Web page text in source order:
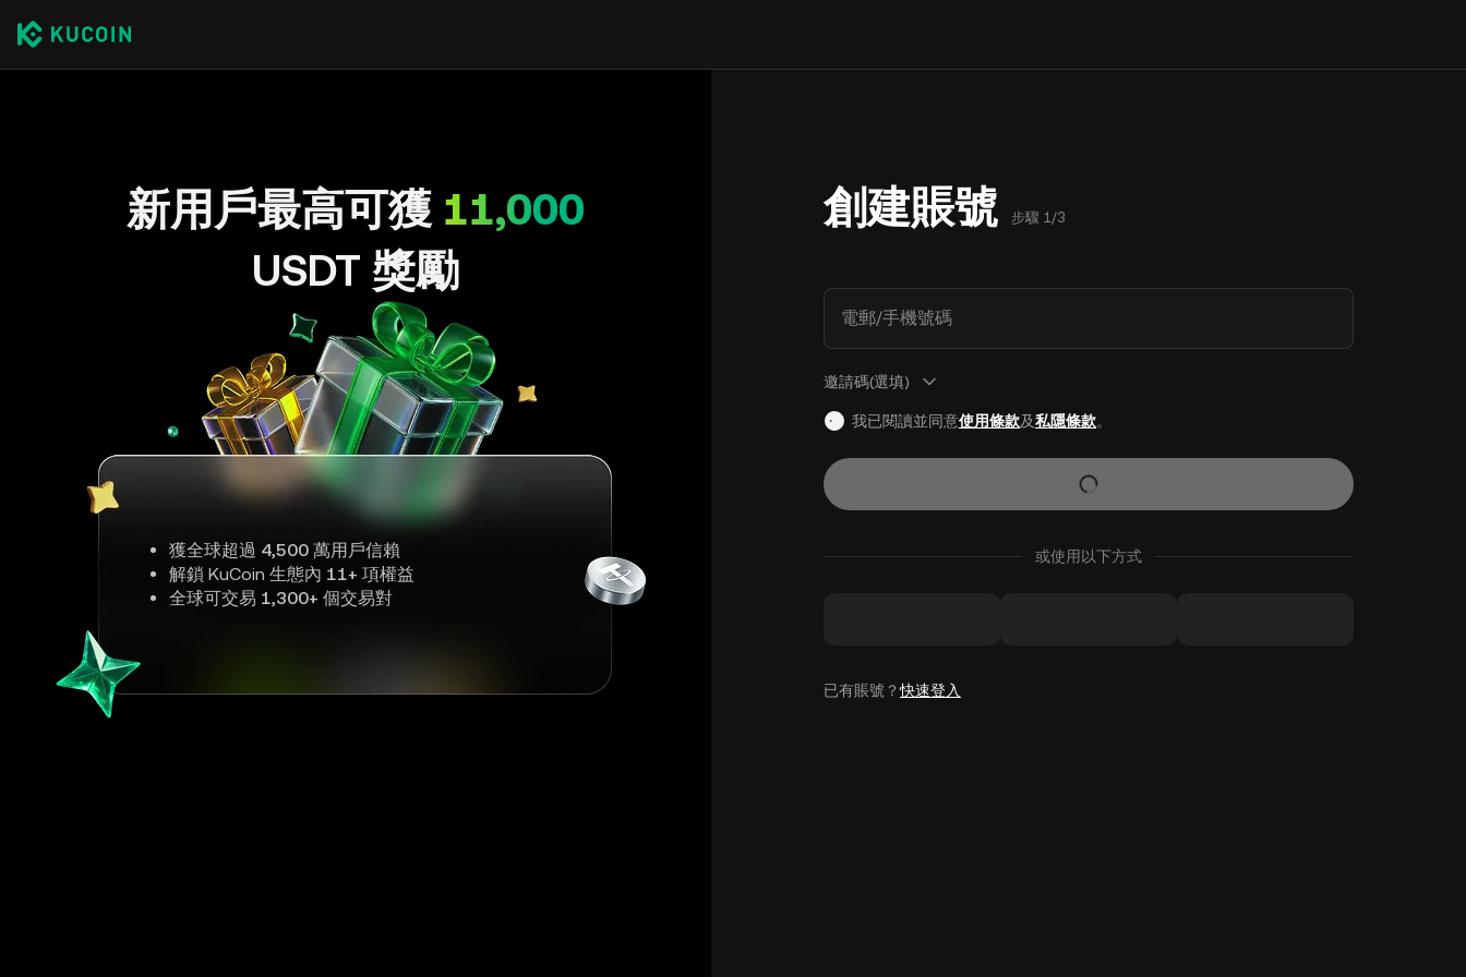
新用戶最高可獲 11,000
USDT 獎勵
獲全球超過 4,500 萬用戶信賴
解鎖 KuCoin 生態內 11+ 項權益
全球可交易 1,300+ 個交易對
創建賬號 步驟 1/3
電郵/手機號碼
邀請碼(選填)
我已閱讀並同意使用條款及私隱條款。
或使用以下方式
已有賬號？快速登入